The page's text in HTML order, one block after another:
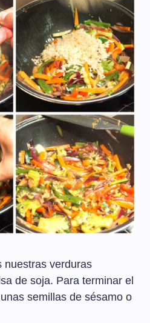
nuestras verduras
de soja. Para terminar el
semillas de sésamo o